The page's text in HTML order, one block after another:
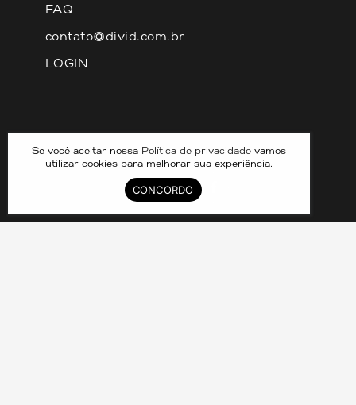
FAQ
contato@divid.com.br
LOGIN
Nossas redes
Se você aceitar nossa Política de privacidade vamos
utilizar cookies para melhorar sua experiência.
CONCORDO